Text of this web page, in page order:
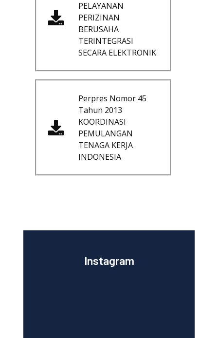
PELAYANAN
PERIZINAN
BERUSAHA
TERINTEGRASI
SECARA ELEKTRONIK
Perpres Nomor 45
Tahun 2013
KOORDINASI
PEMULANGAN
TENAGA KERJA
INDONESIA
Instagram